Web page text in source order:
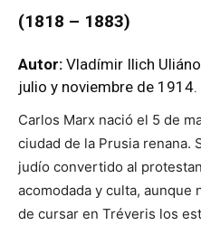
(1818 – 1883)
Autor: Vladímir Ilich
julio y noviembre de 1914.
Carlos Marx nació el 5 de
ciudad de la Prusia renana.
judío convertido al
acomodada y culta, aunque
de cursar en Tréveris los